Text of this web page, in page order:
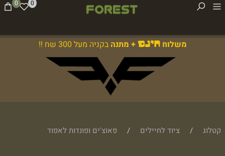
משלוחחינם + מתנהבקניה מעל 300 שח !!
0 0
קטלוג / ציוד לחיילים / פאוצ'ים ופונדות לאפוד